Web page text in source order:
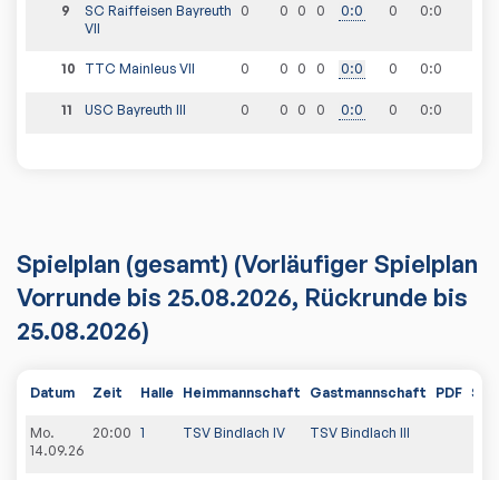
9
SC Raiffeisen Bayreuth
VII
0 0 0 0 0:0 0 0:0
10 TTC Mainleus VII 0 0 0 0 0:0 0 0:0
11 USC Bayreuth III 0 0 0 0 0:0 0 0:0
Spielplan (gesamt) (Vorläufiger Spielplan
Vorrunde bis 25.08.2026, Rückrunde bis
25.08.2026)
Datum Zeit Halle Heimmannschaft Gastmannschaft PDF
Mo.
14.09.26
20:00 1 TSV Bindlach IV TSV Bindlach III